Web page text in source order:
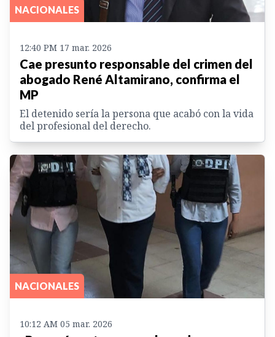
NACIONALES
12:40 PM 17 mar. 2026
Cae presunto responsable del crimen del
abogado René Altamirano, confirma el
MP
El detenido sería la persona que acabó con la vida
del profesional del derecho.
NACIONALES
10:12 AM 05 mar. 2026